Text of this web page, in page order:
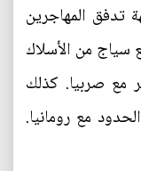
تدفق المهاجرين
سياج من الأسلاك
مع صربيا. كذلك
مع رومانيا.